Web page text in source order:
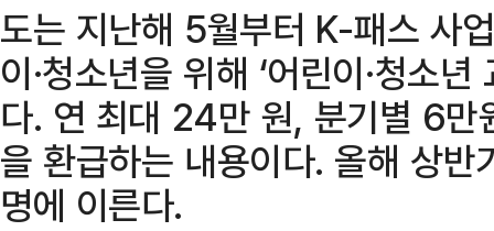
도는 지난해 5월부터 K-패스 사
이·청소년을 위해 ‘어린이·청소
다. 연 최대 24만 원, 분기별 6만
을 환급하는 내용이다. 올해 상
명에 이른다.